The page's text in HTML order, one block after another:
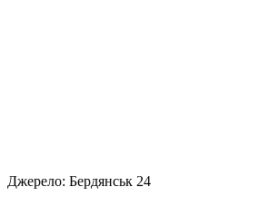
Джерело: Бердянськ 24